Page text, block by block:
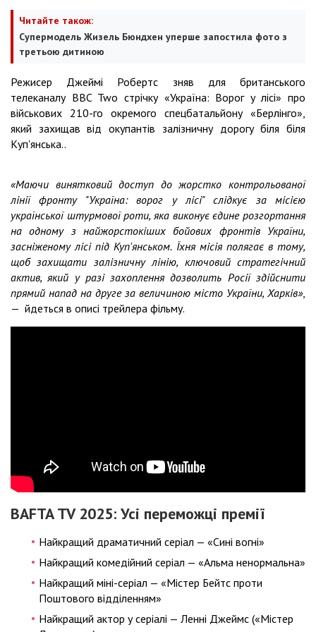
Читайте також:
Супермодель Жизель Бюндхен уперше запостила фото з
третьою дитиною
Режисер Джеймі Робертс зняв для британського
телеканалу BBC Two стрічку «Україна: Ворог у лісі» про
військових 210-го окремого спецбатальйону «Берлінго»,
який захищав від окупантів залізничну дорогу біля біля
Куп'янська..
«Маючи винятковий доступ до жорстко контрольованої
лінії фронту "Україна: ворог у лісі" слідкує за місією
української штурмової роти, яка виконує єдине розгортання
на одному з найжорстокіших бойових фронтів України,
засніженому лісі під Куп'янськом. Їхня місія полягає в тому,
щоб захищати залізничну лінію, ключовий стратегічний
актив, який у разі захоплення дозволить Росії здійснити
прямий напад на друге за величиною місто України, Харків»,
— йдеться в описі трейлера фільму.
BAFTA TV 2025: Усі переможці премії
Найкращий драматичний серіал — «Сині вогні»
Найкращий комедійний серіал — «Альма ненормальна»
Найкращий міні-серіал — «Містер Бейтс проти
Поштового відділенням»
Найкращий актор у серіалі — Ленні Джеймс («Містер